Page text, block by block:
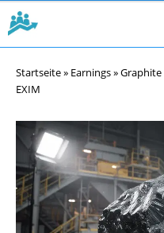
Startseite» Earnings»Graphite
EXIM